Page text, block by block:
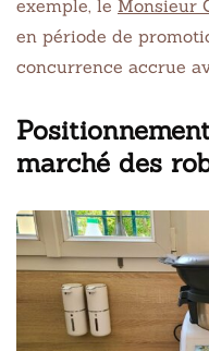
exemple, le Monsieur
en période de
concurrence accrue
marché des